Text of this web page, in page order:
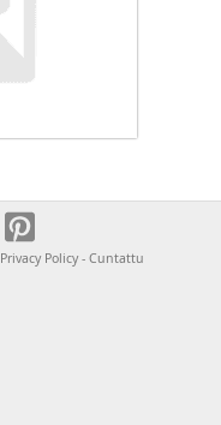
Privacy Policy- Cuntattu